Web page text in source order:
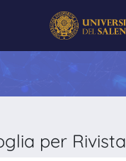
per Rivista